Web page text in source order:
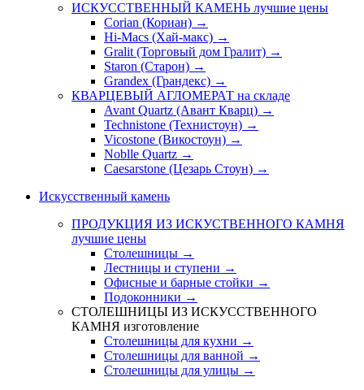
ИСКУССТВЕННЫЙ КАМЕНЬ лучшие цены
Corian (Кориан) →
Hi-Macs (Хай-макс) →
Gralit (Торговый дом Гралит) →
Staron (Старон) →
Grandex (Грандекс) →
КВАРЦЕВЫЙ АГЛОМЕРАТ на складе
Avant Quartz (Авант Кварц) →
Technistone (Технистоун) →
Vicostone (Викостоун) →
Noblle Quartz →
Caesarstone (Цезарь Стоун) →
Искусственный камень
ПРОДУКЦИЯ ИЗ ИСКУСТВЕННОГО КАМНЯ
лучшие цены
Столешницы →
Лестницы и ступени →
Офисные и барные стойки →
Подоконники →
СТОЛЕШНИЦЫ ИЗ ИСКУССТВЕННОГО
КАМНЯ изготовление
Столешницы для кухни →
Столешницы для ванной →
Столешницы для улицы →